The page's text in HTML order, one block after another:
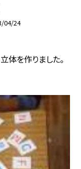
04/24
体を作りました。